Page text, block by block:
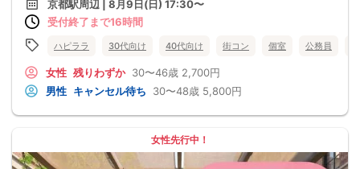
京都駅周辺 | 8月9日(日) 17:30〜
受付終了まで16時間
ハピララ 30代向け 40代向け 街コン 個室 公務員
女性 残りわずか 30〜46歳 2,700円
男性 キャンセル待ち 30〜48歳 5,800円
女性先行中！